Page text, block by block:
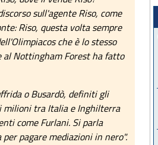
sull'agente Riso, come
Riso, questa volta sempre
che è lo stesso
al Nottingham Forest ha fatto
o Busardò, definiti gli
milioni tra Italia e Inghilterra
come Furlani. Si parla
pagare mediazioni in nero".